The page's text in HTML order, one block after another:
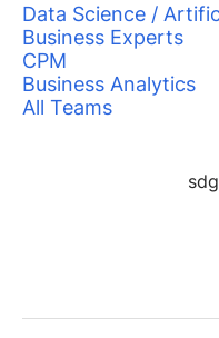
Data Science /
Business Experts
CPM
Business Analytics
All Teams